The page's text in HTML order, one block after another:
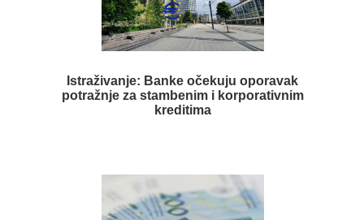
Istraživanje: Banke očekuju oporavak
potražnje za stambenim i korporativnim
kreditima